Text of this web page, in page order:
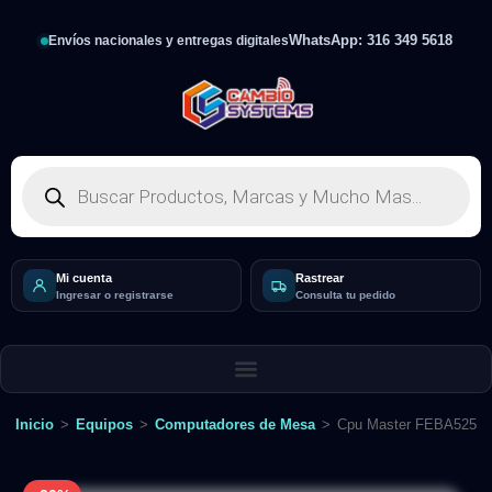
Envíos nacionales y entregas digitalesWhatsApp: 316 349 5618
Mi cuenta
Ingresar o registrarse
Rastrear
Consulta tu pedido
Inicio > Equipos > Computadores de Mesa > Cpu Master